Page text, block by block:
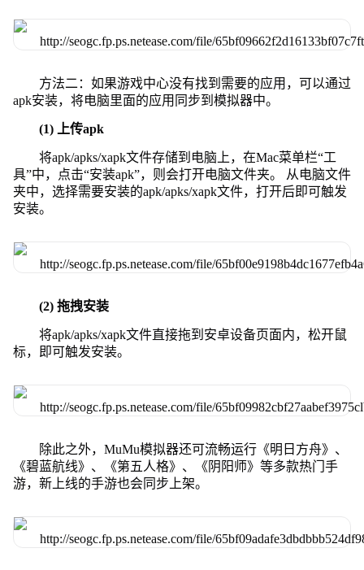
方法二：如果游戏中心没有找到需要的应用，可以通过
apk安装，将电脑里面的应用同步到模拟器中。
(1) 上传apk
将apk/apks/xapk文件存储到电脑上，在Mac菜单栏“工
具”中，点击“安装apk”，则会打开电脑文件夹。 从电脑文件
夹中，选择需要安装的apk/apks/xapk文件，打开后即可触发
安装。
(2) 拖拽安装
将apk/apks/xapk文件直接拖到安卓设备页面内，松开鼠
标，即可触发安装。
除此之外，MuMu模拟器还可流畅运行《明日方舟》、
《碧蓝航线》、《第五人格》、《阴阳师》等多款热门手
游，新上线的手游也会同步上架。